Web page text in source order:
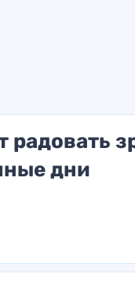
радовать
дни